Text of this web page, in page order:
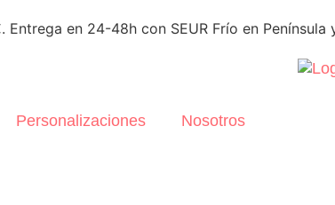
Entrega en 24-48h con SEUR Frío en Península
Personalizaciones Nosotros